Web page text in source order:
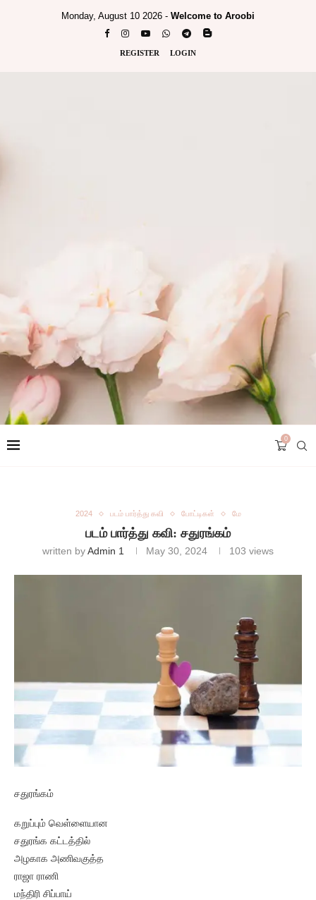
Monday, August 10 2026 - Welcome to Aroobi
REGISTER LOGIN
0
2024 படம் பார்த்து கவி போட்டிகள் மே
படம் பார்த்து கவி: சதுரங்கம்
written byAdmin 1 May 30, 2024 103 views
சதுரங்கம்
கறுப்பும் வெள்ளையான
சதுரங்க கட்டத்தில்
அழகாக அணிவகுத்த
ராஜா ராணி
மந்திரி சிப்பாய்